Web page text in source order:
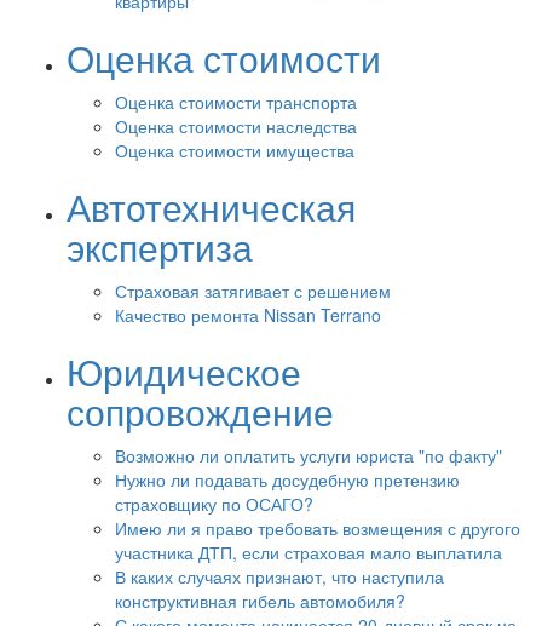
Оценка стоимости
Оценка стоимости транспорта
Оценка стоимости наследства
Оценка стоимости имущества
Автотехническая
экспертиза
Страховая затягивает с решением
Качество ремонта Nissan Terrano
Юридическое
сопровождение
Возможно ли оплатить услуги юриста "по факту"
Нужно ли подавать досудебную претензию
страховщику по ОСАГО?
Имею ли я право требовать возмещения с другого
участника ДТП, если страховая мало выплатила
В каких случаях признают, что наступила
конструктивная гибель автомобиля?